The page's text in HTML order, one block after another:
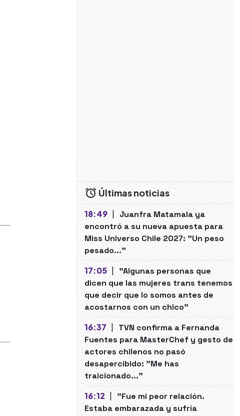
Últimas noticias
18:49 | Juanfra Matamala ya
encontró a su nueva apuesta para
Miss Universo Chile 2027: "Un peso
pesado..."
17:05 | "Algunas personas que
dicen que las mujeres trans tenemos
que decir que lo somos antes de
acostarnos con un chico"
16:37 | TVN confirma a Fernanda
Fuentes para MasterChef y gesto de
actores chilenos no pasó
desapercibido: "Me has
traicionado..."
16:12 | "Fue mi peor relación.
Estaba embarazada y sufría